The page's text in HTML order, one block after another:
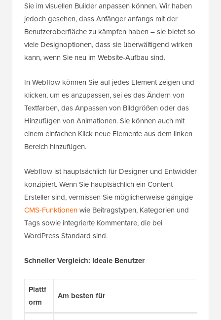
Sie im visuellen Builder anpassen können. Wir haben
jedoch gesehen, dass Anfänger anfangs mit der
Benutzeroberfläche zu kämpfen haben – sie bietet so
viele Designoptionen, dass sie überwältigend wirken
kann, wenn Sie neu im Website-Aufbau sind.
In Webflow können Sie auf jedes Element zeigen und
klicken, um es anzupassen, sei es das Ändern von
Textfarben, das Anpassen von Bildgrößen oder das
Hinzufügen von Animationen. Sie können auch mit
einem einfachen Klick neue Elemente aus dem linken
Bereich hinzufügen.
Webflow ist hauptsächlich für Designer und Entwickler
konzipiert. Wenn Sie hauptsächlich ein Content-
Ersteller sind, vermissen Sie möglicherweise gängige
CMS-Funktionenwie Beitragstypen, Kategorien und
Tags sowie integrierte Kommentare, die bei
WordPress Standard sind.
Schneller Vergleich: Ideale Benutzer
Plattf
orm
Am besten für